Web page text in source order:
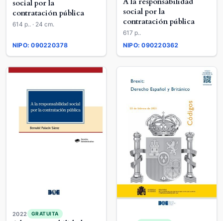
social por la
contratación pública
614 p.. · 24 cm.
NIPO: 090220378
social por la
contratación pública
617 p..
NIPO: 090220362
2022 GRATUITA